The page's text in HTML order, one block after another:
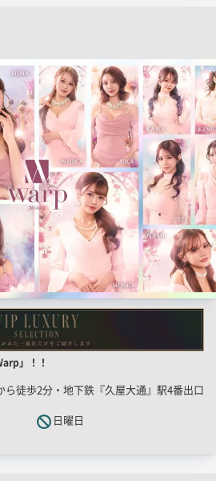
」！！
ら徒歩2分・地下鉄『久屋大通』駅4番出口
日曜日